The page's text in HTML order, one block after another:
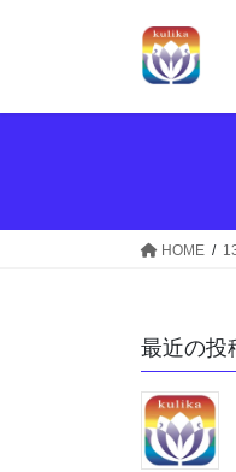
HOME
最近の投